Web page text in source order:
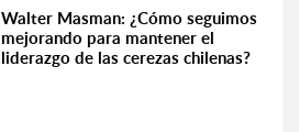
Walter Masman: ¿Cómo seguimos
mejorando para mantener el
liderazgo de las cerezas chilenas?